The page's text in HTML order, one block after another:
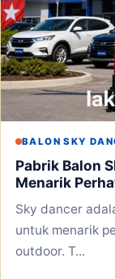
BALON SKY
Pabrik Balon
Menarik
Sky dancer
untuk menarik
outdoor. T...